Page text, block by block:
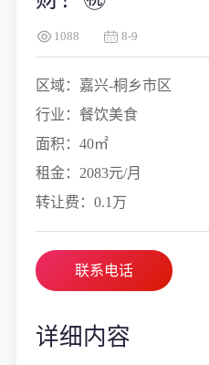
1088 8-9
区域：嘉兴-桐乡市区
行业：餐饮美食
面积：40㎡
租金：2083元/月
转让费：0.1万
联系电话
详细内容